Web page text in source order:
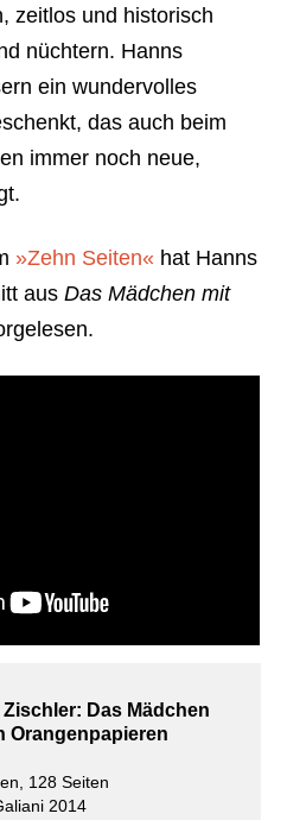
zeitlos und historisch
nüchtern. Hanns
ein wundervolles
das auch beim
immer noch neue,
»Zehn Seiten« hat Hanns
ausDas Mädchen mit
Zischler: Das Mädchen
Orangenpapieren
128 Seiten
2014